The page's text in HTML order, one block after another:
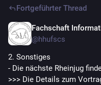
Fortgeführter Thread
Fachschaft
@hhufscs
2. Sonstiges
- Die nächste Rheinjug
>>> Die Details zum